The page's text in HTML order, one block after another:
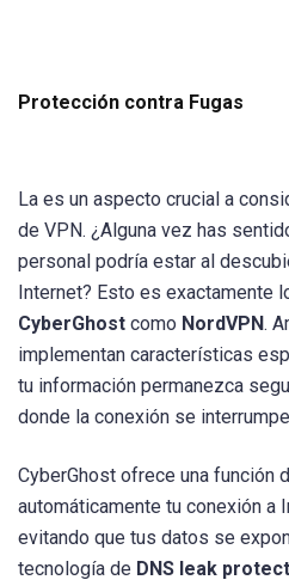
Protección contra Fugas
La es un aspecto crucial a
de VPN. ¿Alguna vez has
personal podría estar al
Internet? Esto es exactamente
CyberGhost como NordVPN.
implementan características
tu información permanezca
donde la conexión se
CyberGhost ofrece una función
automáticamente tu conexión a
evitando que tus datos se
tecnología de DNS leak